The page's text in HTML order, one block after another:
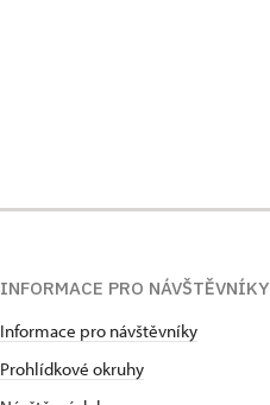
INFORMACE PRO NÁVŠTĚVNÍKY
Informace pro návštěvníky
Prohlídkové okruhy